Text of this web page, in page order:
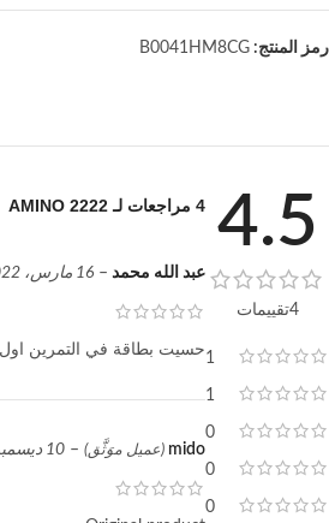
رمز المنتج: B0041HM8CG
4.5
4تقييمات
1
1
0
0
0
4 مراجعات لـ AMINO 2222
عبد الله محمد – 16 مارس، 2022
حسيت بطاقة في التمرين
mido (عميل موَثَّق) – 10 ديسمبر، 2022